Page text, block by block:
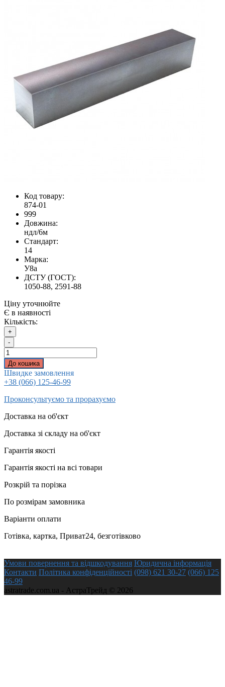
Код товару:
874-01
999
Довжина:
ндл/6м
Стандарт:
14
Марка:
У8а
ДСТУ (ГОСТ):
1050-88, 2591-88
Ціну уточнюйте
Є в наявності
Кількість:
+
-
До кошика
Швидке замовлення
+38 (066) 125-46-99
Проконсультуємо та прорахуємо
Доставка на об'єкт
Доставка зі складу на об'єкт
Гарантія якості
Гарантія якості на всі товари
Розкрій та порізка
По розмірам замовника
Варіанти оплати
Готівка, картка, Приват24, безготівково
Умови повернення та відшкодування Юридична інформація
Контакти Політика конфіденційності (098) 621 30-27 (066) 125
46-99
astratrade.com.ua - АстраТрейд © 2026